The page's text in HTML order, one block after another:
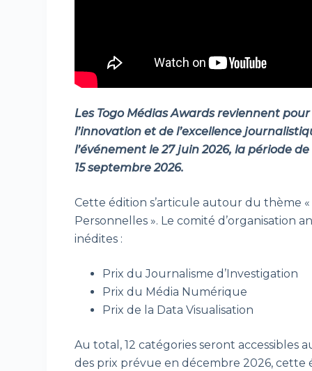
Les Togo Médias Awards reviennent
l’innovation et de l’excellence
l’événement le 27 juin 2026, la période
15 septembre 2026.
Cette édition s’articule autour du thème
Personnelles ». Le comité d’organisation
inédites :
Prix du Journalisme d’Investigation
Prix du Média Numérique
Prix de la Data Visualisation
Au total, 12 catégories seront accessibles
des prix prévue en décembre 2026,